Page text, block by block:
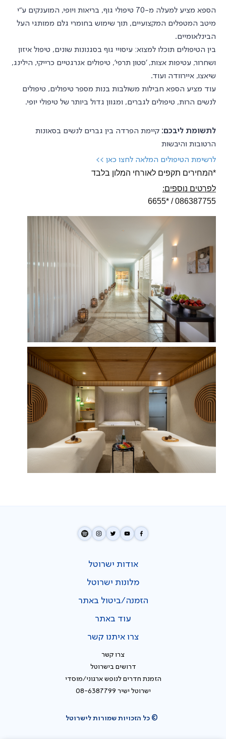
הספא מציע למעלה מ-70 טיפולי גוף, בריאות ויופי, המוענקים ע"י
מיטב המטפלים המקצועיים, תוך שימוש בחומרי גלם ממותגי העל
הבינלאומיים.
בין הטיפולים תוכלו למצוא: עיסויי גוף בסגנונות שונים, טיפול איזון
ושחרור, עטיפות אצות, 'סטון תרפי', טיפולים אנרגטיים כרייקי, הילינג,
שיאצו, איירוודה ועוד.
עוד מציע הספא חבילות משולבות בנות מספר טיפולים, טיפולים
לנשים הרות, טיפולים לגברים, ומגוון גדול ביותר של טיפולי יופי.
לתשומת ליבכם: קיימת הפרדה בין גברים לנשים בסאונות
הרטובות והיבשות
לרשימת הטיפולים המלאה לחצו כאן >>
*המחירים תקפים לאורחי המלון בלבד
לפרטים נוספים:
086387755 / *6655
אודות ישרוטל
מלונות ישרוטל
הזמנה/ביטול באתר
עוד באתר
צרו איתנו קשר
צרו קשר
דרושים בישרוטל
הזמנת חדרים לנופש ארגוני/מוסדי
ישרוטל ישיר 08-6387799
© כל הזכויות שמורות לישרוטל